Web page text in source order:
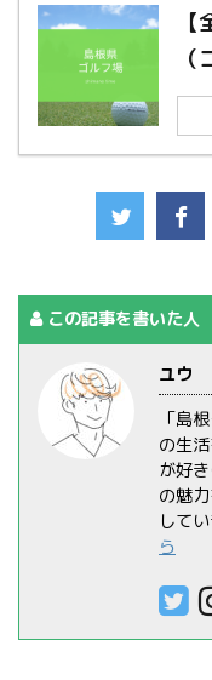
この記事を書いた人
ユウ
「島
の生
が好
の魅
して
ら